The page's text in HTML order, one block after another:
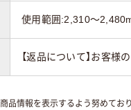
使用範囲:2,310～
【返品について】お客様
品情報を表示するよう努めてお